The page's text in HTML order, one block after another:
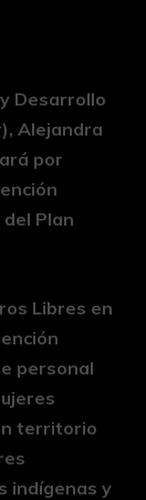
Desarrollo
Alejandra
por
Plan
Libres en
personal
territorio
indígenas y